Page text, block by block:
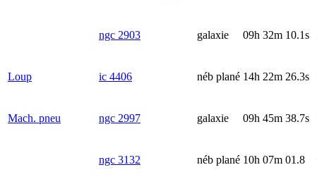
ngc 2903 galaxie 09h 32m 10.1s
Loup ic 4406 néb plané 14h 22m 26.3s
Mach. pneu ngc 2997 galaxie 09h 45m 38.7s
ngc 3132 néb plané 10h 07m 01.8